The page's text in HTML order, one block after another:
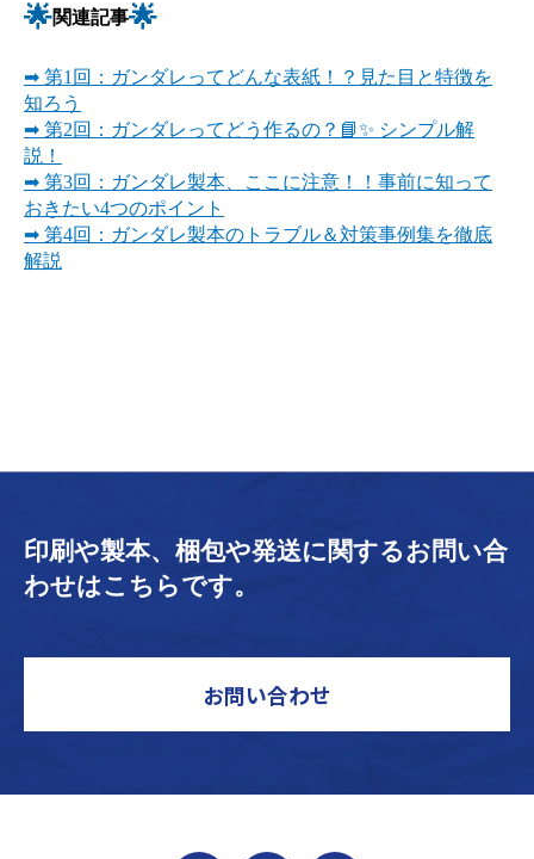
🌟関連記事🌟
➡ 第1回：ガンダレってどんな表紙！？見た目と特徴を
知ろう
➡ 第2回：ガンダレってどう作るの？📘✨ シンプル解
説！
➡ 第3回：ガンダレ製本、ここに注意！！事前に知って
おきたい4つのポイント
➡ 第4回：ガンダレ製本のトラブル＆対策事例集を徹底
解説
印刷や製本、梱包や発送に関するお問い合
わせはこちらです。
お問い合わせ